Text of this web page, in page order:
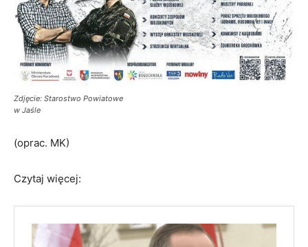
Zdjęcie: Starostwo Powiatowe
w Jaśle
(oprac. MK)
Czytaj więcej: